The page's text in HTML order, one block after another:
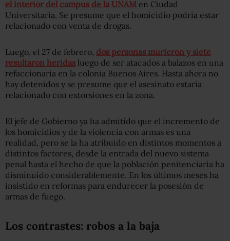
el interior del campus de la UNAM en Ciudad
Universitaria. Se presume que el homicidio podría estar
relacionado con venta de drogas.
Luego, el 27 de febrero, dos personas murieron y siete
resultaron heridas luego de ser atacados a balazos en una
refaccionaria en la colonia Buenos Aires. Hasta ahora no
hay detenidos y se presume que el asesinato estaría
relacionado con extorsiones en la zona.
El jefe de Gobierno ya ha admitido que el incremento de
los homicidios y de la violencia con armas es una
realidad, pero se la ha atribuido en distintos momentos a
distintos factores, desde la entrada del nuevo sistema
penal hasta el hecho de que la población penitenciaria ha
disminuido considerablemente. En los últimos meses ha
insistido en reformas para endurecer la posesión de
armas de fuego.
Los contrastes: robos a la baja